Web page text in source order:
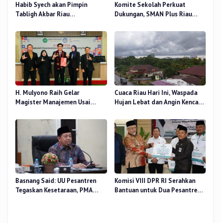
Habib Syech akan Pimpin
Tabligh Akbar Riau
Nur, Besok
Komite Sekolah Perkuat
Dukungan, SMAN Plus Riau
Pendidikan
H. Mulyono Raih Gelar
Magister Manajemen Usai
Terhadap Beban Kerja
Cuaca Riau Hari Ini, Waspada
Hujan Lebat dan Angin Kencang
Basnang Said: UU Pesantren
Tegaskan Kesetaraan, PMA
Komisi VIII DPR RI Serahkan
Bantuan untuk Dua Pesantren